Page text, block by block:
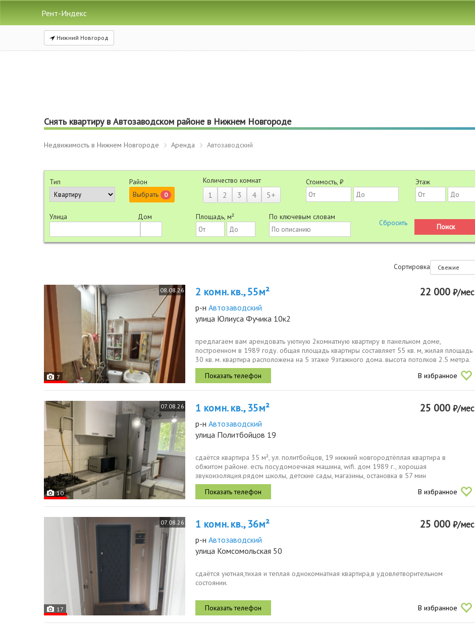
Рент-Индекс
Нижний Новгород
Снять квартиру в Автозаводском районе в Нижнем Новгороде
Недвижимость в Нижнем Новгороде Аренда Автозаводский
Тип
Район
Выбрать
0
Количество комнат
1 2 3 4 5+
Стоимость, ₽ Этаж
Улица Дом Площадь, м² По ключевым словам
Сортировка
08.08.26
7
2 комн. кв., 55м² 22 000 ₽/мес
р-н Автозаводский
улица Юлиуса Фучика 10к2
предлагаем вам арендовать уютную 2комнатную квартиру в панельном доме,
построенном в 1989 году. общая площадь квартиры составляет 55 кв. м, жилая площадь
30 кв. м. квартира расположена на 5 этаже 9этажного дома. высота потолков 2.5 метра.
дом...
В избранное
07.08.26
10
1 комн. кв., 35м² 25 000 ₽/мес
р-н Автозаводский
улица Политбойцов 19
сдаётся квартира 35 м², ул. политбойцов, 19 нижний новгородтёплая квартира в
обжитом районе. есть посудомоечная машина, wifi. дом 1989 г., хорошая
звукоизоляция.рядом школы, детские сады, магазины, остановка в 57 мин
пешком.стоимость 25 000 руб.мес...
В избранное
07.08.26
17
1 комн. кв., 36м² 25 000 ₽/мес
р-н Автозаводский
улица Комсомольская 50
сдаётся уютная,тихая и теплая однокомнатная квартира,в удовлетворительном
состоянии.
В избранное